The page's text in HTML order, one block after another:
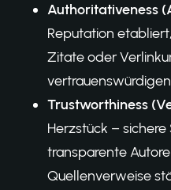
Authoritativeness
Reputation
Zitate oder
Trustworthiness
Herzstück – sichere
transparente
Quellenverweise